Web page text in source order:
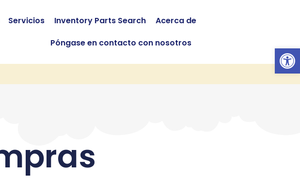
Abrir
Servicios Inventory Parts Search
Acerca de
Póngase en contacto con nosotros